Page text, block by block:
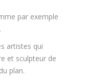
par exemple
artistes qui
et sculpteur de
plan.